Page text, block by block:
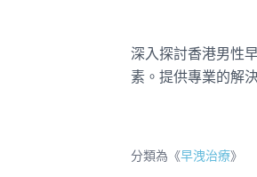
深入探討香港男性
素。提供專業的解
分類為《早洩治療》